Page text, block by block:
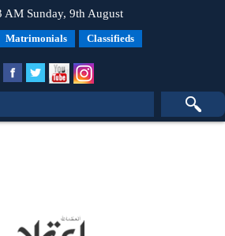
AM Sunday, 9th August
Matrimonials Classifieds